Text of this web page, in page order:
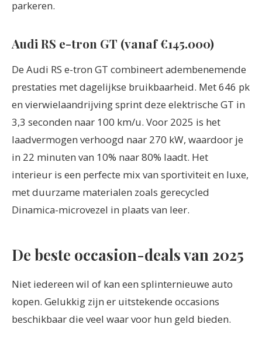
parkeren.
Audi RS e-tron GT (vanaf €145.000)
De Audi RS e-tron GT combineert adembenemende
prestaties met dagelijkse bruikbaarheid. Met 646 pk
en vierwielaandrijving sprint deze elektrische GT in
3,3 seconden naar 100 km/u. Voor 2025 is het
laadvermogen verhoogd naar 270 kW, waardoor je
in 22 minuten van 10% naar 80% laadt. Het
interieur is een perfecte mix van sportiviteit en luxe,
met duurzame materialen zoals gerecycled
Dinamica-microvezel in plaats van leer.
De beste occasion-deals van 2025
Niet iedereen wil of kan een splinternieuwe auto
kopen. Gelukkig zijn er uitstekende occasions
beschikbaar die veel waar voor hun geld bieden.